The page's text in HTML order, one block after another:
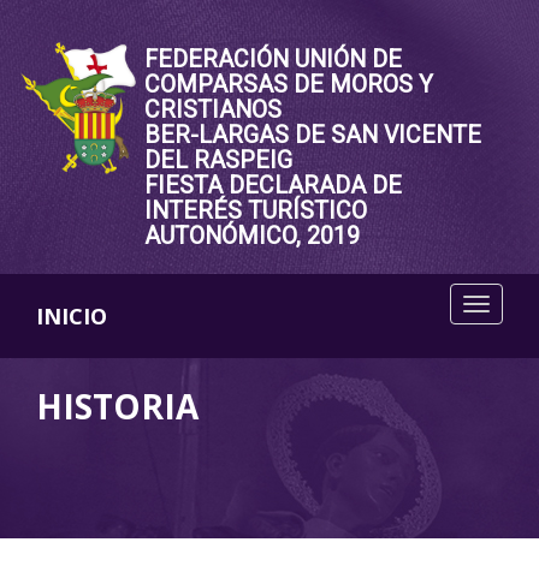
FEDERACIÓN UNIÓN DE
COMPARSAS DE MOROS Y
CRISTIANOS
BER-LARGAS DE SAN VICENTE
DEL RASPEIG
FIESTA DECLARADA DE
INTERÉS TURÍSTICO
AUTONÓMICO, 2019
INICIO
HISTORIA